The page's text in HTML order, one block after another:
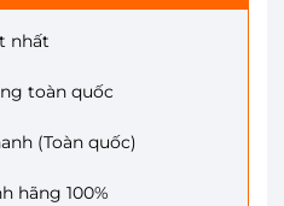
nhất
toàn quốc
(Toàn quốc)
hãng 100%